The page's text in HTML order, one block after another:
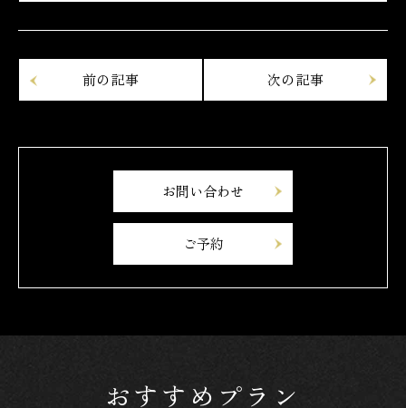
お問い合わせ
ご予約
おすすめプラン